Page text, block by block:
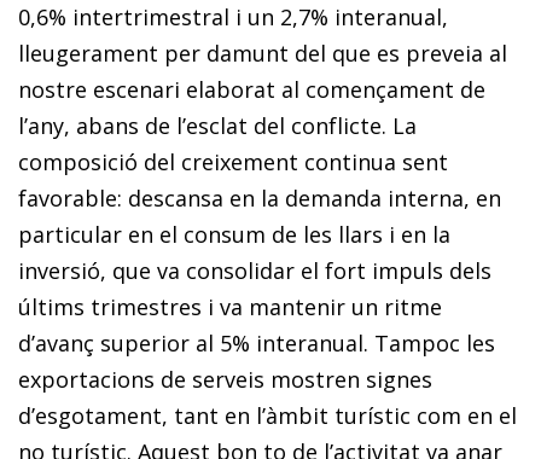
0,6% intertrimestral i un 2,7% interanual,
lleugerament per damunt del que es preveia al
nostre escenari elaborat al començament de
l’any, abans de l’esclat del conflicte. La
composició del creixement continua sent
favorable: descansa en la demanda interna, en
particular en el consum de les llars i en la
inversió, que va consolidar el fort impuls dels
últims trimestres i va mantenir un ritme
d’avanç superior al 5% interanual. Tampoc les
exporta­cions de serveis mostren signes
d’esgotament, tant en l’àmbit turístic com en el
no turístic. Aquest bon to de l’activitat va anar